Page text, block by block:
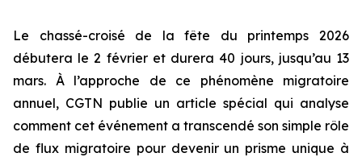
Le chassé-croisé de la fête du printemps 2026
débutera le 2 février et durera 40 jours, jusqu’au 13
mars. À l’approche de ce phénomène migratoire
annuel, CGTN publie un article spécial qui analyse
comment cet événement a transcendé son simple rôle
de flux migratoire pour devenir un prisme unique à